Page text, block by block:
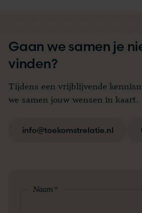
Gaan we samen je
vinden?
Tijdens een vrijblijvende
we samen jouw wensen in kaart.
info@toekomstrelatie.nl
Naam*